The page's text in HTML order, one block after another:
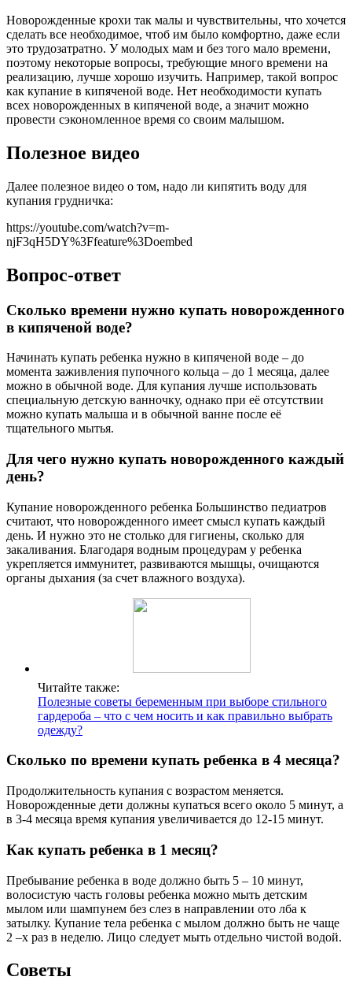
Новорожденные крохи так малы и чувствительны, что хочется
сделать все необходимое, чтоб им было комфортно, даже если
это трудозатратно. У молодых мам и без того мало времени,
поэтому некоторые вопросы, требующие много времени на
реализацию, лучше хорошо изучить. Например, такой вопрос
как купание в кипяченой воде. Нет необходимости купать
всех новорожденных в кипяченой воде, а значит можно
провести сэкономленное время со своим малышом.
Полезное видео
Далее полезное видео о том, надо ли кипятить воду для
купания грудничка:
https://youtube.com/watch?v=m-
njF3qH5DY%3Ffeature%3Doembed
Вопрос-ответ
Сколько времени нужно купать новорожденного
в кипяченой воде?
Начинать купать ребенка нужно в кипяченой воде – до
момента заживления пупочного кольца – до 1 месяца, далее
можно в обычной воде. Для купания лучше использовать
специальную детскую ванночку, однако при её отсутствии
можно купать малыша и в обычной ванне после её
тщательного мытья.
Для чего нужно купать новорожденного каждый
день?
Купание новорожденного ребенка Большинство педиатров
считают, что новорожденного имеет смысл купать каждый
день. И нужно это не столько для гигиены, сколько для
закаливания. Благодаря водным процедурам у ребенка
укрепляется иммунитет, развиваются мышцы, очищаются
органы дыхания (за счет влажного воздуха).
Читайте также:
Полезные советы беременным при выборе стильного
гардероба – что с чем носить и как правильно выбрать
одежду?
Сколько по времени купать ребенка в 4 месяца?
Продолжительность купания с возрастом меняется.
Новорожденные дети должны купаться всего около 5 минут, а
в 3-4 месяца время купания увеличивается до 12-15 минут.
Как купать ребенка в 1 месяц?
Пребывание ребенка в воде должно быть 5 – 10 минут,
волосистую часть головы ребенка можно мыть детским
мылом или шампунем без слез в направлении ото лба к
затылку. Купание тела ребенка с мылом должно быть не чаще
2 –х раз в неделю. Лицо следует мыть отдельно чистой водой.
Советы